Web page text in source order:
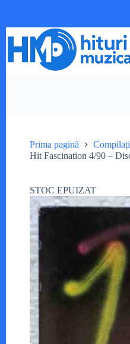
conținut
Prima pagină
Hit Fascination 4/90 –
STOC EPUIZAT